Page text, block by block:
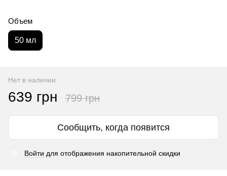
Объем
50 мл
Нет в наличии
639 грн 799 грн
Сообщить, когда появится
Войти для отображения накопительной скидки